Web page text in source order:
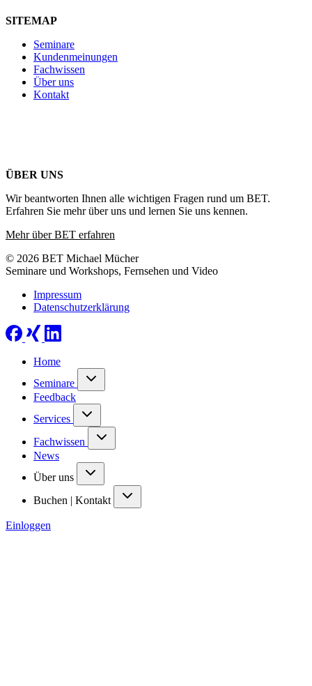
SITEMAP
Seminare
Kundenmeinungen
Fachwissen
Über uns
Kontakt
ÜBER UNS
Wir beantworten Ihnen alle wichtigen Fragen rund um BET.
Erfahren Sie mehr über uns und lernen Sie uns kennen.
Mehr über BET erfahren
© 2026 BET Michael Mücher
Seminare und Workshops, Fernsehen und Video
Impressum
Datenschutzerklärung
Home
Seminare
Feedback
Services
Fachwissen
News
Über uns
Buchen | Kontakt
Einloggen